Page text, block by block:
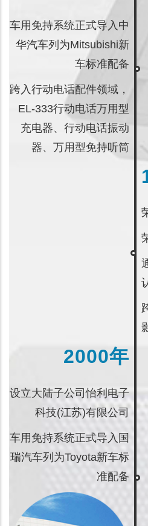
车用免持系统正式导入中
华汽车列为Mitsubishi新
车标准配备
跨入行动电话配件领域，
EL-333行动电话万用型
充电器、行动电话振动
器、万用型免持听筒
2000年
设立大陆子公司怡利电子
科技(江苏)有限公司
车用免持系统正式导入国
瑞汽车列为Toyota新车标
准配备